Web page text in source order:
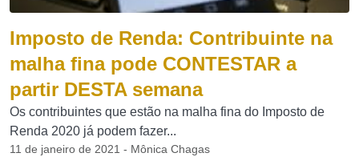
Imposto de Renda: Contribuinte na
malha fina pode CONTESTAR a
partir DESTA semana
Os contribuintes que estão na malha fina do Imposto de
Renda 2020 já podem fazer...
11 de janeiro de 2021 - Mônica Chagas